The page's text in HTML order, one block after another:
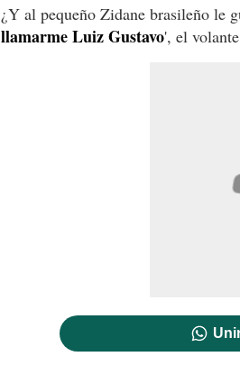
¿Y al pequeño Zidane brasileño le
llamarme Luiz Gustavo', el